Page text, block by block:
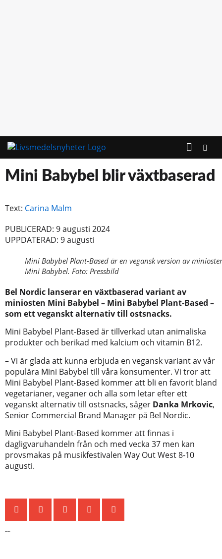
Mini Babybel blir växtbaserad
Text: Carina Malm
PUBLICERAD: 9 augusti 2024
UPPDATERAD: 9 augusti
Mini Babybel Plant-Based är en vegansk version av
Mini Babybel. Foto: Pressbild
Bel Nordic lanserar en växtbaserad variant av
miniosten Mini Babybel – Mini Babybel Plant-Based –
som ett veganskt alternativ till ostsnacks.
Mini Babybel Plant-Based är tillverkad utan animaliska
produkter och berikad med kalcium och vitamin B12.
– Vi är glada att kunna erbjuda en vegansk variant av vår
populära Mini Babybel till våra konsumenter. Vi tror att
Mini Babybel Plant-Based kommer att bli en favorit bland
vegetarianer, veganer och alla som letar efter ett
veganskt alternativ till ostsnacks, säger Danka Mrkovic,
Senior Commercial Brand Manager på Bel Nordic.
Mini Babybel Plant-Based kommer att finnas i
dagligvaruhandeln från och med vecka 37 men kan
provsmakas på musikfestivalen Way Out West 8-10
augusti.
Senaste nytt